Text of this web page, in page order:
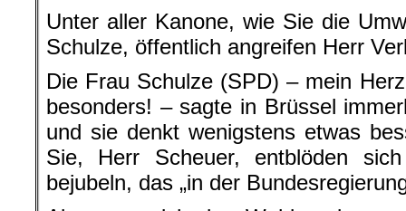
Unter aller Kanone, wie Sie die
Schulze, öffentlich angreifen Herr
Die Frau Schulze (SPD) – mein
besonders! – sagte in Brüssel
und sie denkt wenigstens etwas
Sie, Herr Scheuer, entblöden
bejubeln, das „in der